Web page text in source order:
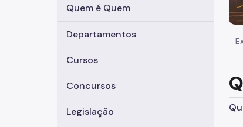
Quem é Quem
Departamentos
Cursos
Concursos
Legislação